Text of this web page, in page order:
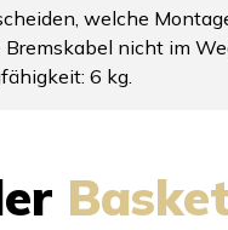
welche
nicht im
6 kg.